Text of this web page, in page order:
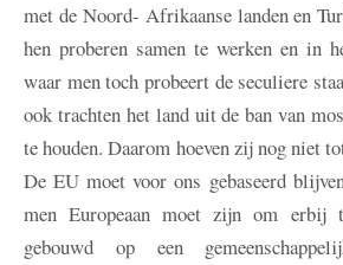
met de Noord- Afrikaanse landen en
hen proberen samen te werken en in
waar men toch probeert de seculiere
ook trachten het land uit de ban van
te houden. Daarom hoeven zij nog niet
De EU moet voor ons gebaseerd
men Europeaan moet zijn om erbij
gebouwd op een